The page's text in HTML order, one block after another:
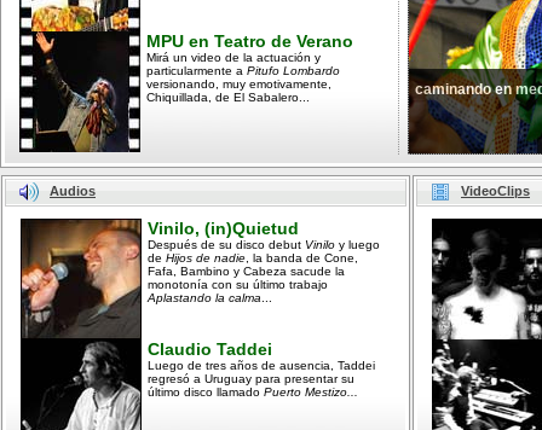
MPU en Teatro de Verano
Mirá un video de la actuación y
particularmente a Pitufo Lombardo
versionando, muy emotivamente,
Chiquillada, de El Sabalero...
caminando en
Audios
Vinilo, (in)Quietud
Después de su disco debut Vinilo y luego
de Hijos de nadie , la banda de Cone,
Fafa, Bambino y Cabeza sacude la
monotonía con su último trabajo
Aplastando la calma
Claudio Taddei
Luego de tres años de ausencia, Taddei
regresó a Uruguay para presentar su
último disco llamado Puerto Mestizo...
VideoClips